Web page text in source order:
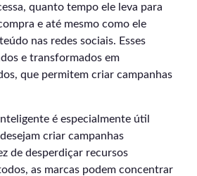
quanto tempo ele leva para
e até mesmo como ele
nas redes sociais. Esses
e transformados em
que permitem criar campanhas
é especialmente útil
criar campanhas
de desperdiçar recursos
as marcas podem concentrar